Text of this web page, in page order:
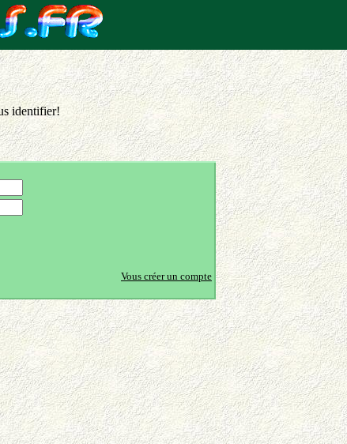
identifier!
Vous créer un compte